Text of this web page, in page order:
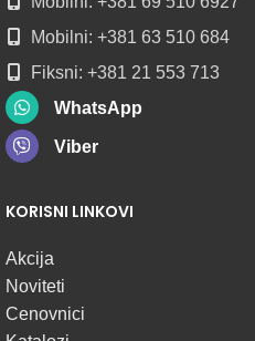
Mobilni: +381 63 510 684
Fiksni: +381 21 553 713
WhatsApp
Viber
KORISNI LINKOVI
Akcija
Noviteti
Cenovnici